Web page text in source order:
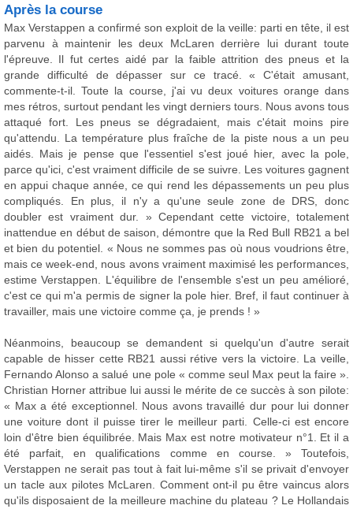
Après la course
Max Verstappen a confirmé son exploit de la veille: parti en tête, il est
parvenu à maintenir les deux McLaren derrière lui durant toute
l'épreuve. Il fut certes aidé par la faible attrition des pneus et la
grande difficulté de dépasser sur ce tracé. « C'était amusant,
commente-t-il. Toute la course, j'ai vu deux voitures orange dans
mes rétros, surtout pendant les vingt derniers tours. Nous avons tous
attaqué fort. Les pneus se dégradaient, mais c'était moins pire
qu'attendu. La température plus fraîche de la piste nous a un peu
aidés. Mais je pense que l'essentiel s'est joué hier, avec la pole,
parce qu'ici, c'est vraiment difficile de se suivre. Les voitures gagnent
en appui chaque année, ce qui rend les dépassements un peu plus
compliqués. En plus, il n'y a qu'une seule zone de DRS, donc
doubler est vraiment dur. » Cependant cette victoire, totalement
inattendue en début de saison, démontre que la Red Bull RB21 a bel
et bien du potentiel. « Nous ne sommes pas où nous voudrions être,
mais ce week-end, nous avons vraiment maximisé les performances,
estime Verstappen. L'équilibre de l'ensemble s'est un peu amélioré,
c'est ce qui m'a permis de signer la pole hier. Bref, il faut continuer à
travailler, mais une victoire comme ça, je prends ! »
Néanmoins, beaucoup se demandent si quelqu'un d'autre serait
capable de hisser cette RB21 aussi rétive vers la victoire. La veille,
Fernando Alonso a salué une pole « comme seul Max peut la faire ».
Christian Horner attribue lui aussi le mérite de ce succès à son pilote:
« Max a été exceptionnel. Nous avons travaillé dur pour lui donner
une voiture dont il puisse tirer le meilleur parti. Celle-ci est encore
loin d'être bien équilibrée. Mais Max est notre motivateur n°1. Et il a
été parfait, en qualifications comme en course. » Toutefois,
Verstappen ne serait pas tout à fait lui-même s'il se privait d'envoyer
un tacle aux pilotes McLaren. Comment ont-il pu être vaincus alors
qu'ils disposaient de la meilleure machine du plateau ? Le Hollandais